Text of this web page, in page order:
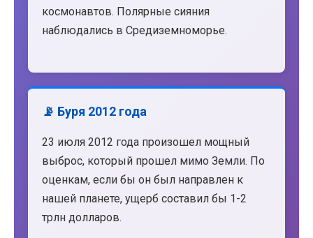
космонавтов. Полярные сияния
наблюдались в Средиземноморье.
📡 Буря 2012 года
23 июля 2012 года произошел мощный
выброс, который прошел мимо Земли. По
оценкам, если бы он был направлен к
нашей планете, ущерб составил бы 1-2
трлн долларов.